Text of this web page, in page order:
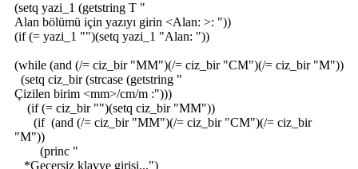
(setq yazi_1 (getstring T "
Alan bölümü için yazıyı girin <Alan: >: "))
(if (= yazi_1 "")(setq yazi_1 "Alan: "))
(while (and (/= ciz_bir "MM")(/= ciz_bir "CM")(/= ciz_bir "M"))
(setq ciz_bir (strcase (getstring "
Çizilen birim <mm>/cm/m :")))
(if (= ciz_bir "")(setq ciz_bir "MM"))
(if (and (/= ciz_bir "MM")(/= ciz_bir "CM")(/= ciz_bir
"M"))
(princ "
*Geçersiz klavye girişi...")